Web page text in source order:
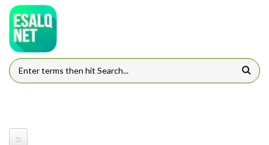
Pular para o conteúdo principal
FORMULÁRIO DE BUSCA